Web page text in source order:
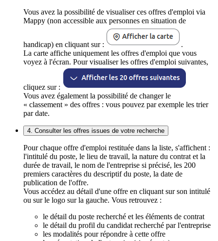
Vous avez la possibilité de visualiser ces offres d'emploi via
Mappy (non accessible aux personnes en situation de
handicap) en cliquant sur :
.
La carte affiche uniquement les offres d'emploi que vous
voyez à l'écran. Pour visualiser les offres d'emploi suivantes,
cliquez sur :
Vous avez également la possibilité de changer le
« classement » des offres : vous pouvez par exemple les trier
par date.
4. Consulter les offres issues de votre recherche
Pour chaque offre d'emploi restituée dans la liste, s'affichent :
l'intitulé du poste, le lieu de travail, la nature du contrat et la
durée de travail, le nom de l'entreprise si précisé, les 200
premiers caractères du descriptif du poste, la date de
publication de l'offre.
Vous accédez au détail d'une offre en cliquant sur son intitulé
ou sur le logo sur la gauche. Vous retrouvez :
le détail du poste recherché et les éléments de contrat
le détail du profil du candidat recherché par l'entreprise
les modalités pour répondre à cette offre